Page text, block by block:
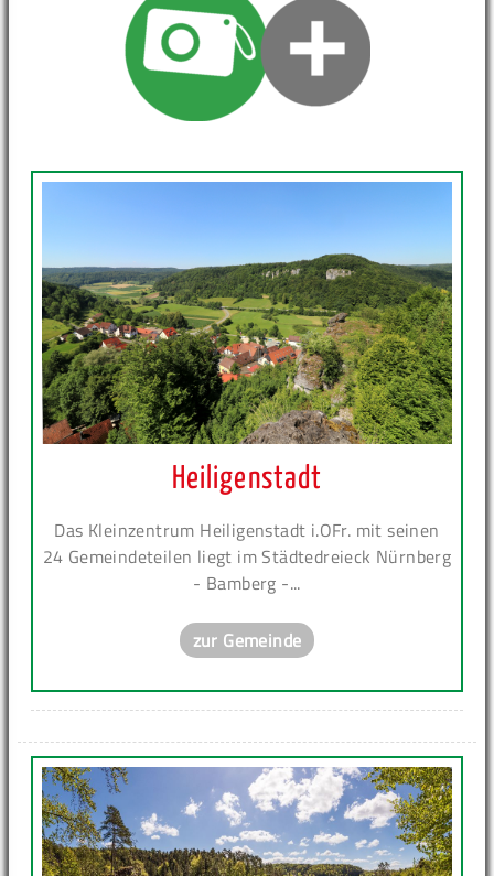
Heiligenstadt
Das Kleinzentrum Heiligenstadt i.OFr. mit seinen
24 Gemeindeteilen liegt im Städtedreieck Nürnberg
- Bamberg -...
zur Gemeinde